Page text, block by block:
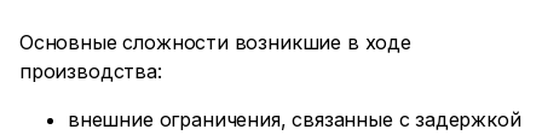
Основные сложности возникшие в ходе
производства:
внешние ограничения, связанные с задержкой